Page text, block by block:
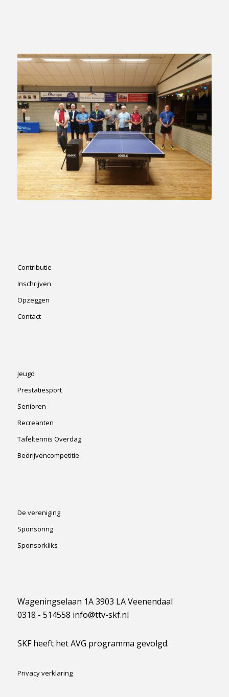
Contributie
Inschrijven
Opzeggen
Contact
Jeugd
Prestatiesport
Senioren
Recreanten
Tafeltennis Overdag
Bedrijvencompetitie
De vereniging
Sponsoring
Sponsorkliks
Wageningselaan 1A 3903 LA Veenendaal
0318 - 514558 info@ttv-skf.nl
SKF heeft het AVG programma gevolgd.
Privacy verklaring